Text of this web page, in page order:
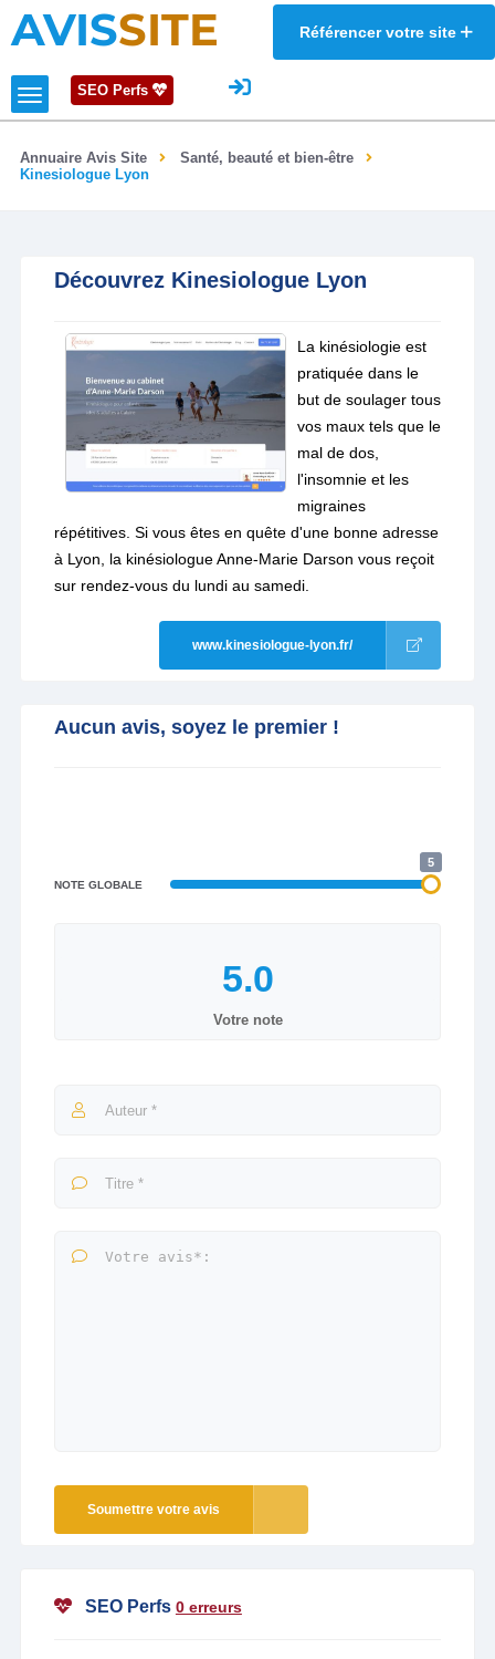
AVISSITE Référencer votre site
SEO Perfs
Annuaire Avis Site
Santé, beauté et bien-être
Kinesiologue Lyon
Découvrez Kinesiologue Lyon
La kinésiologie est
pratiquée dans le
but de soulager tous
vos maux tels que le
mal de dos,
l'insomnie et les
migraines
répétitives. Si vous êtes en quête d'une bonne adresse
à Lyon, la kinésiologue Anne-Marie Darson vous reçoit
sur rendez-vous du lundi au samedi.
www.kinesiologue-lyon.fr/
Aucun avis, soyez le premier !
NOTE GLOBALE
5
Votre note
Soumettre votre avis
SEO Perfs 0 erreurs